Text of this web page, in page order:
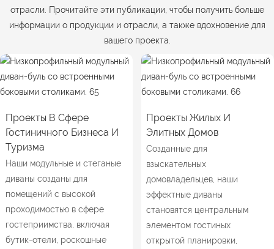
отрасли. Прочитайте эти публикации, чтобы получить больше
информации о продукции и отрасли, а также вдохновение для
вашего проекта.
Проекты В Сфере
Гостиничного Бизнеса И
Туризма
Наши модульные и стеганые
диваны созданы для
помещений с высокой
проходимостью в сфере
гостеприимства, включая
бутик-отели, роскошные
Проекты Жилых И
Элитных Домов
Созданные для
взыскательных
домовладельцев, наши
эффектные диваны
становятся центральным
элементом гостиных
открытой планировки,